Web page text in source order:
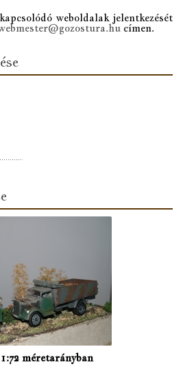
weboldalak jelentkezését
címen.
méretarányban